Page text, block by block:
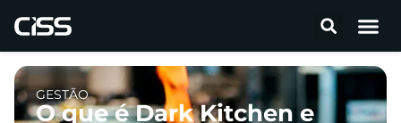
GESTÃO
O que é Dark Kitchen e